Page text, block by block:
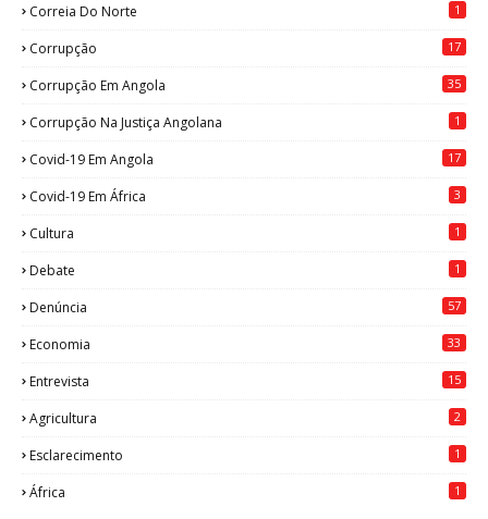
Correia Do Norte 1
Corrupção 17
Corrupção Em Angola 35
Corrupção Na Justiça Angolana 1
Covid-19 Em Angola 17
Covid-19 Em África 3
Cultura 1
Debate 1
Denúncia 57
Economia 33
Entrevista 15
Agricultura 2
Esclarecimento 1
África 1